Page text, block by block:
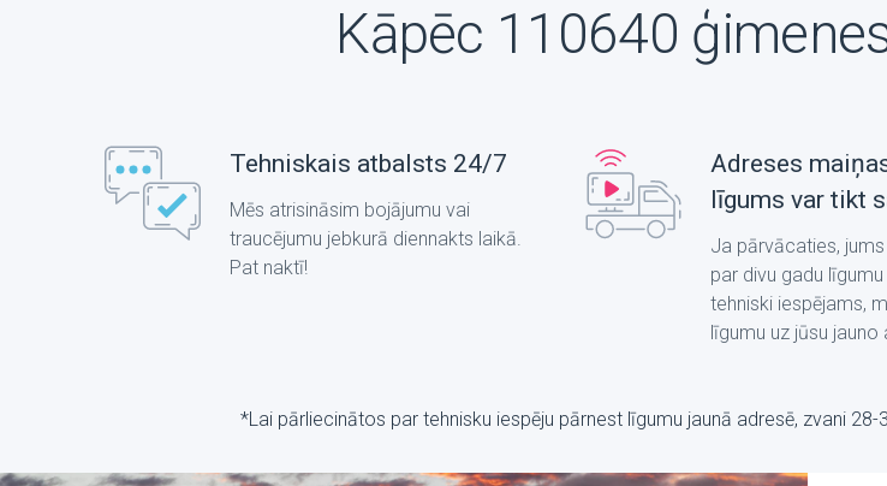
Kāpēc 110640
Tehniskais atbalsts 24/7
Mēs atrisināsim bojājumu vai
traucējumu jebkurā diennakts laikā.
Pat naktī!
Adreses
līgums var tikt
Ja pārvācaties,
par divu gadu
tehniski iespējams,
līgumu uz jūsu jauno
*Lai pārliecinātos par tehnisku iespēju pārnest līgumu jaunā adresē, zvani